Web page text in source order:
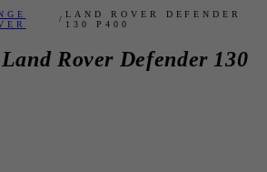
/ LAND ROVER DEFENDER
130 P400
Land Rover Defender 130